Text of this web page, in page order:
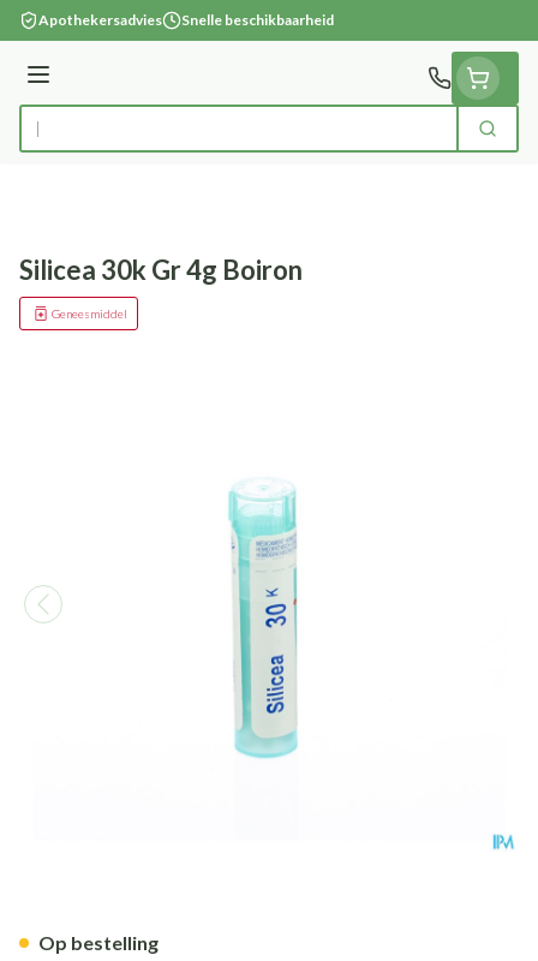
Ga naar de inhoud
Apothekersadvies Snelle beschikbaarheid
Menu
Product, merk, categorie... Zoek
Silicea 30k Gr 4g Boiron
Geneesmiddel
Op bestelling